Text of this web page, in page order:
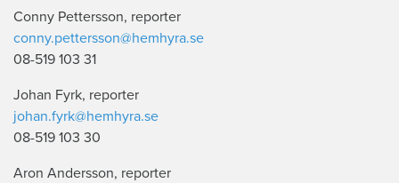
Conny Pettersson, reporter
conny.pettersson@hemhyra.se
08-519 103 31
Johan Fyrk, reporter
johan.fyrk@hemhyra.se
08-519 103 30
Aron Andersson, reporter